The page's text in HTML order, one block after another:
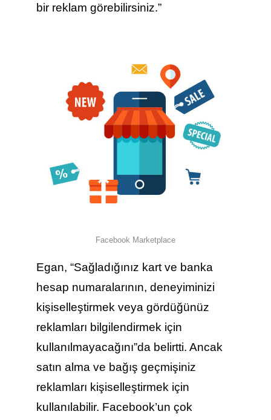
bir reklam görebilirsiniz.”
Facebook Marketplace
Egan, “Sağladığınız kart ve banka
hesap numaralarının, deneyiminizi
kişiselleştirmek veya gördüğünüz
reklamları bilgilendirmek için
kullanılmayacağını”da belirtti. Ancak
satın alma ve bağış geçmişiniz
reklamları kişiselleştirmek için
kullanılabilir. Facebook’un çok